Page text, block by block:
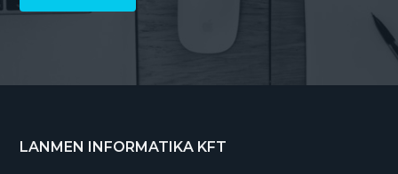
Footer
LANMEN INFORMATIKA KFT